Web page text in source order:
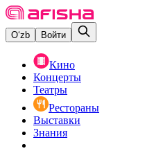
O‘zb Войти
Кино
Концерты
Театры
Рестораны
Выставки
Знания